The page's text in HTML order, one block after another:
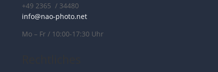
+49 2365 / 34480
info@nao-photo.net
Mo – Fr / 10:00-17:30 Uhr